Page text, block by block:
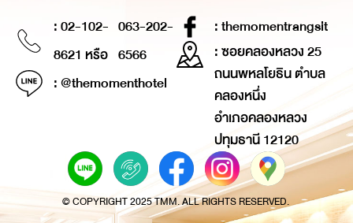
: 02-102-
8621 หรือ
063-202-
6566
: @themomenthotel
: themomentrangsit
: ซอยคลองหลวง 25
ถนนพหลโยธิน ตำบล
คลองหนึ่ง
อำเภอคลองหลวง
ปทุมธานี 12120
© COPYRIGHT 2025 TMM. ALL RIGHTS RESERVED.